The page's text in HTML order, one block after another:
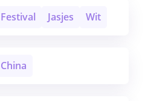
Festival Jasjes Wit
China